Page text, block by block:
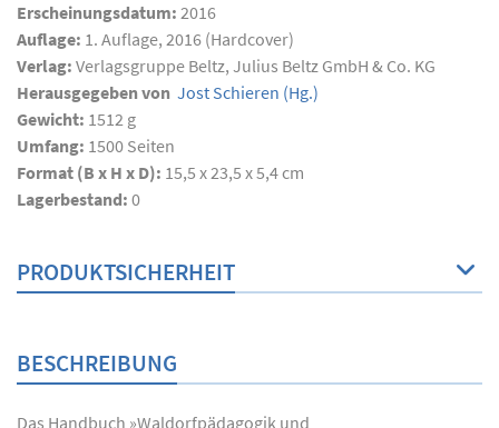
Erscheinungsdatum: 2016
Auflage: 1. Auflage, 2016 (Hardcover)
Verlag: Verlagsgruppe Beltz, Julius Beltz GmbH & Co. KG
Herausgegeben von Jost Schieren (Hg.)
Gewicht: 1512 g
Umfang: 1500 Seiten
Format (B x H x D): 15,5 x 23,5 x 5,4 cm
Lagerbestand: 0
PRODUKTSICHERHEIT
BESCHREIBUNG
Das Handbuch »Waldorfpädagogik und